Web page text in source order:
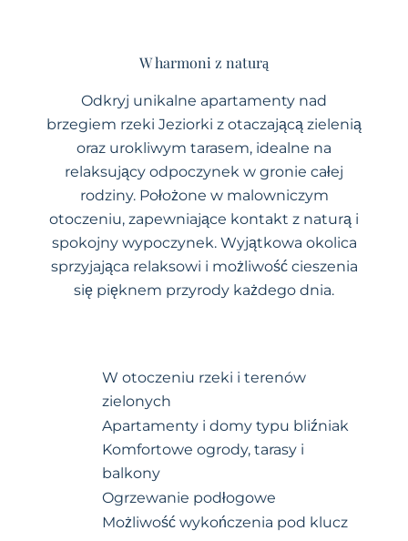
W harmoni z naturą
Odkryj unikalne apartamenty nad
brzegiem rzeki Jeziorki z otaczającą zielenią
oraz urokliwym tarasem, idealne na
relaksujący odpoczynek w gronie całej
rodziny. Położone w malowniczym
otoczeniu, zapewniające kontakt z naturą i
spokojny wypoczynek. Wyjątkowa okolica
sprzyjająca relaksowi i możliwość cieszenia
się pięknem przyrody każdego dnia.
W otoczeniu rzeki i terenów
zielonych
Apartamenty i domy typu bliźniak
Komfortowe ogrody, tarasy i
balkony
Ogrzewanie podłogowe
Możliwość wykończenia pod klucz